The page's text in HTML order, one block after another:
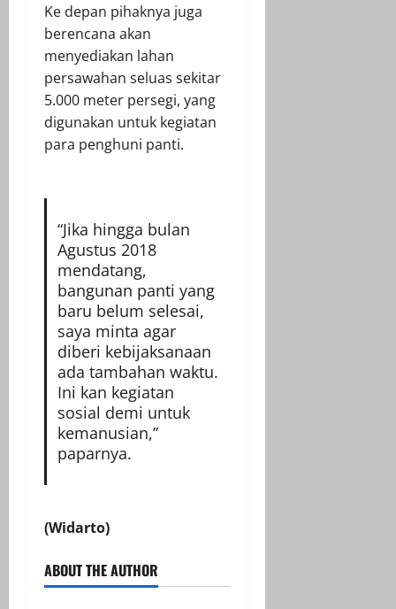
Ke depan pihaknya juga
berencana akan
menyediakan lahan
persawahan seluas sekitar
5.000 meter persegi, yang
digunakan untuk kegiatan
para penghuni panti.
“Jika hingga bulan
Agustus 2018
mendatang,
bangunan panti yang
baru belum selesai,
saya minta agar
diberi kebijaksanaan
ada tambahan waktu.
Ini kan kegiatan
sosial demi untuk
kemanusian,”
paparnya.
(Widarto)
ABOUT THE AUTHOR